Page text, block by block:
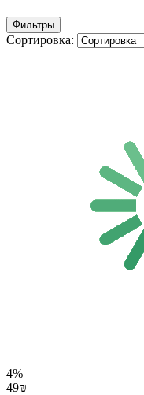
Фильтры
Сортировка:
4%
49₪